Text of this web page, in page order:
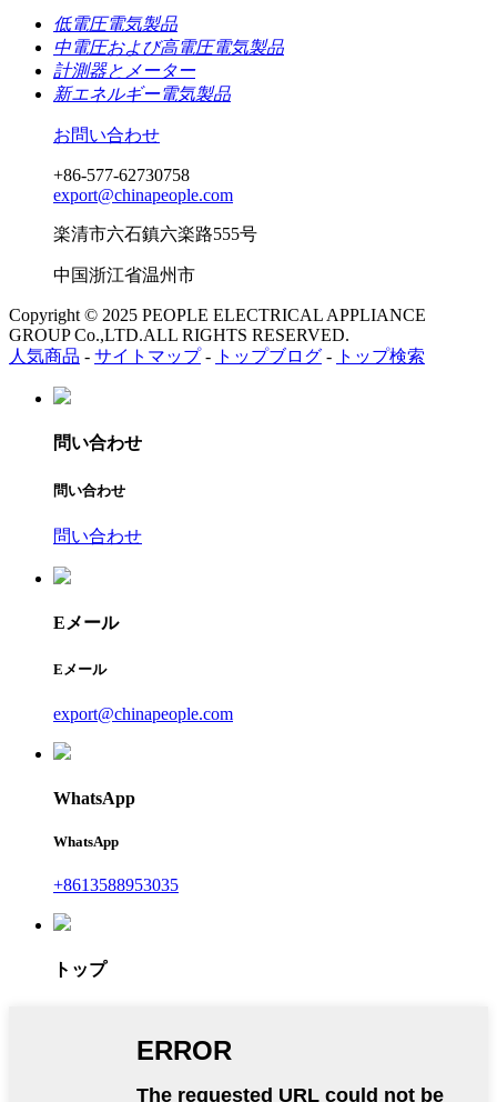
低電圧電気製品
中電圧および高電圧電気製品
計測器とメーター
新エネルギー電気製品
お問い合わせ
+86-577-62730758
export@chinapeople.com
楽清市六石鎮六楽路555号
中国浙江省温州市
Copyright © 2025 PEOPLE ELECTRICAL APPLIANCE
GROUP Co.,LTD.ALL RIGHTS RESERVED.
人気商品 - サイトマップ- トップブログ - トップ検索
問い合わせ
問い合わせ
問い合わせ
Eメール
Eメール
export@chinapeople.com
WhatsApp
WhatsApp
+8613588953035
トップ